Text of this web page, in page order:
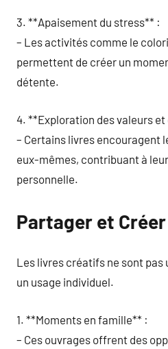
3. **Apaisement du stress** :
– Les activités comme le
permettent de créer un
détente.
4. **Exploration des valeurs et
– Certains livres encouragent
eux-mêmes, contribuant à
personnelle.
Partager et
Les livres créatifs ne sont
un usage individuel.
1. **Moments en famille** :
– Ces ouvrages offrent des